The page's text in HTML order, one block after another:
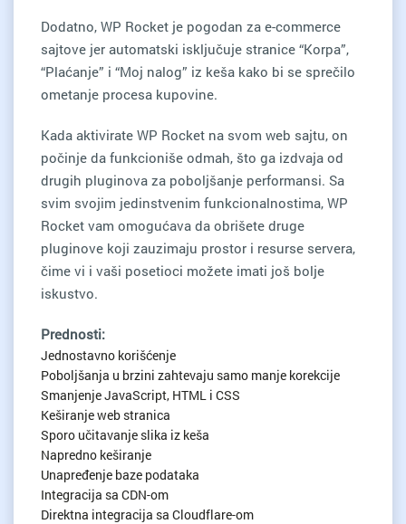
Dodatno, WP Rocket je pogodan za e-commerce
sajtove jer automatski isključuje stranice “Korpa”,
“Plaćanje” i “Moj nalog” iz keša kako bi se sprečilo
ometanje procesa kupovine.
Kada aktivirate WP Rocket na svom web sajtu, on
počinje da funkcioniše odmah, što ga izdvaja od
drugih pluginova za poboljšanje performansi. Sa
svim svojim jedinstvenim funkcionalnostima, WP
Rocket vam omogućava da obrišete druge
pluginove koji zauzimaju prostor i resurse servera,
čime vi i vaši posetioci možete imati još bolje
iskustvo.
Prednosti:
Jednostavno korišćenje
Poboljšanja u brzini zahtevaju samo manje korekcije
Smanjenje JavaScript, HTML i CSS
Keširanje web stranica
Sporo učitavanje slika iz keša
Napredno keširanje
Unapređenje baze podataka
Integracija sa CDN-om
Direktna integracija sa Cloudflare-om